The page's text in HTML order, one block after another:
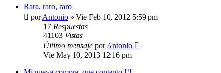
Raro, raro, raro
porAntonio » Vie Feb 10, 2012 5:59 pm
17 Respuestas
41103 Vistas
Último mensaje porAntonio
Vie May 10, 2013 12:16 pm